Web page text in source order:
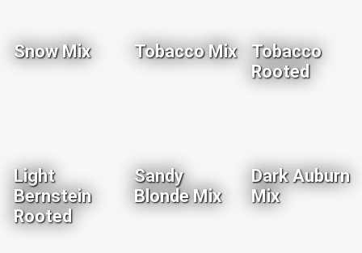
Snow Mix Tobacco Mix
Tobacco
Rooted
Light
Bernstein
Rooted
Sandy
Blonde Mix
Dark Auburn
Mix